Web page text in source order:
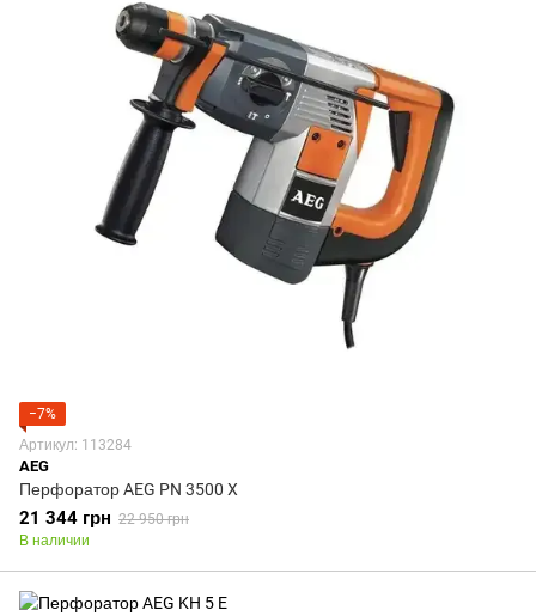
−7%
Артикул: 113284
AEG
Перфоратор AEG PN 3500 X
21 344 грн 22 950 грн
В наличии